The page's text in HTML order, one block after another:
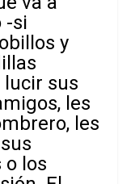
-si
y
lucir sus
les
les
los